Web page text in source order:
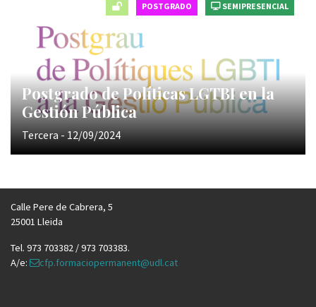
POSTGRADO SEMIPRESENCIAL
Postgrado de Políticas LGTBI en la
Gestión Pública
Tercera - 12/09/2024
Calle Pere de Cabrera, 5
25001 Lleida
Tel. 973 703382 / 973 703383.
A/e:
cfp.formaciopermanent@udl.cat